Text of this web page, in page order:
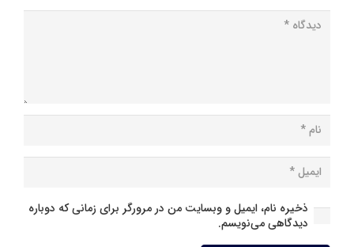
ذخیره نام، ایمیل و وبسایت من در مرورگر برای زمانی که دوباره
دیدگاهی می‌نویسم.